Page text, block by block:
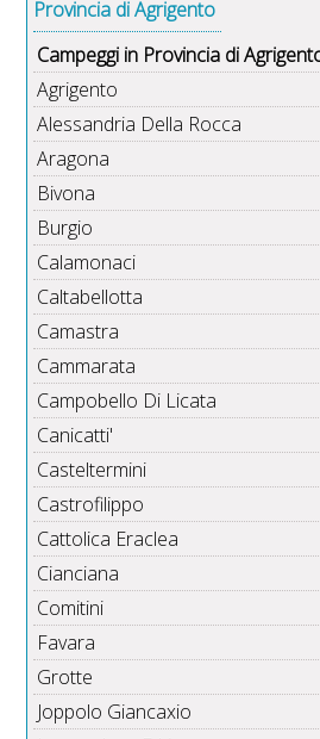
Provincia di Agrigento
Campeggi in Provincia di
Agrigento
Alessandria Della Rocca
Aragona
Bivona
Burgio
Calamonaci
Caltabellotta
Camastra
Cammarata
Campobello Di Licata
Canicatti'
Casteltermini
Castrofilippo
Cattolica Eraclea
Cianciana
Comitini
Favara
Grotte
Joppolo Giancaxio